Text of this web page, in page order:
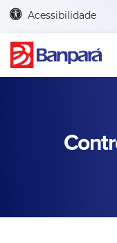
Acessibilidade